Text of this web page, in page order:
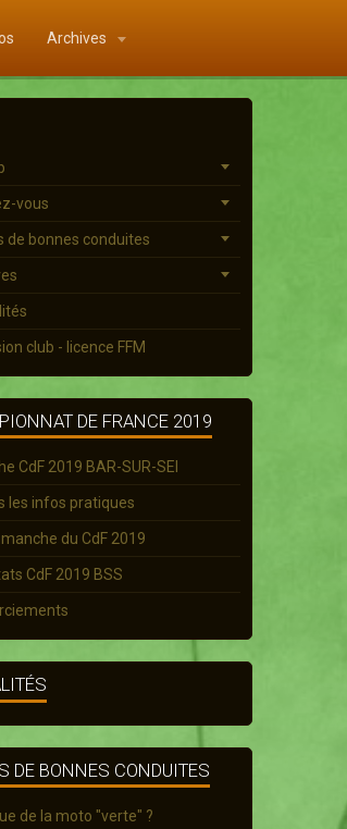
Archives
vous
de bonnes conduites
club - licence FFM
DE FRANCE 2019
CdF 2019 BAR-SUR-SEI
les infos pratiques
du CdF 2019
CdF 2019 BSS
DE BONNES CONDUITES
de la moto "verte" ?